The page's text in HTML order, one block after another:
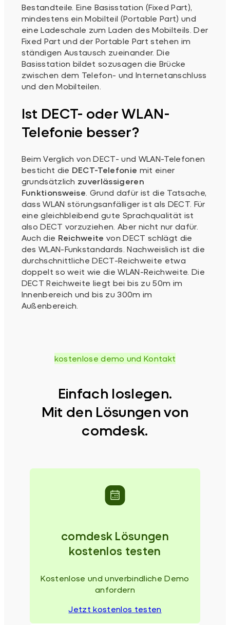
Bestandteile. Eine Basisstation (Fixed Part),
mindestens ein Mobilteil (Portable Part) und
eine Ladeschale zum Laden des Mobilteils. Der
Fixed Part und der Portable Part stehen im
ständigen Austausch zueinander. Die
Basisstation bildet sozusagen die Brücke
zwischen dem Telefon- und Internetanschluss
und den Mobilteilen.
Ist DECT- oder WLAN-
Telefonie besser?
Beim Verglich von DECT- und WLAN-Telefonen
besticht die DECT-Telefonie mit einer
grundsätzlich zuverlässigeren
Funktionsweise. Grund dafür ist die Tatsache,
dass WLAN störungsanfälliger ist als DECT. Für
eine gleichbleibend gute Sprachqualität ist
also DECT vorzuziehen. Aber nicht nur dafür.
Auch die Reichweite von DECT schlägt die
des WLAN-Funkstandards. Nachweislich ist die
durchschnittliche DECT-Reichweite etwa
doppelt so weit wie die WLAN-Reichweite. Die
DECT Reichweite liegt bei bis zu 50m im
Innenbereich und bis zu 300m im
Außenbereich.
kostenlose demo und Kontakt
Einfach loslegen.
Mit den Lösungen von
comdesk.
comdesk Lösungen
kostenlos testen
Kostenlose und unverbindliche Demo
anfordern
Jetzt kostenlos testen